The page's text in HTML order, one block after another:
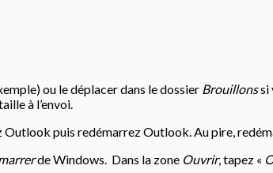
ou le déplacer dans le dossier Brouillonssi
à l’envoi.
Outlook puis redémarrez Outlook. Au pire,
de Windows. Dans la zone Ouvrir, tapez «